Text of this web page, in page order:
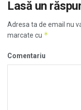
Lasă un
Adresa ta de email nu
marcate cu *
Comentariu